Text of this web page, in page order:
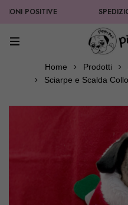
POSITIVE
Home Prodotti
Sciarpe e Scalda Collo